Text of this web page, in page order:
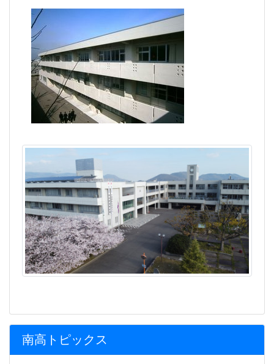
南高トピックス
高松南高校 高校見学及び
体験授業の実施について
関係者を対象として高校見学及び体験授業を開催しま
詳しくは、下記ＰＤＦファイルをご覧ください。